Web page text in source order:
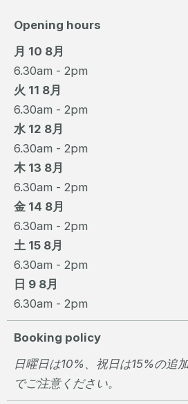
Opening hours
月 10 8月
6.30am - 2pm
火 11 8月
6.30am - 2pm
水 12 8月
6.30am - 2pm
木 13 8月
6.30am - 2pm
金 14 8月
6.30am - 2pm
土 15 8月
6.30am - 2pm
日 9 8月
6.30am - 2pm
Booking policy
日曜日は10%、祝日は15%の追
でご注意ください。